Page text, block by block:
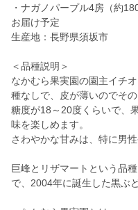
・ナガノパープル4房（約
お届け予定
生産地：長野県須坂市
＜品種説明＞
なかむら果実園の園主イチオ
種なしで、皮が薄いのでそ
糖度が18～20度くらいで、
味を楽しめます。
さわやかな甘みは、特に男
巨峰とリザマートという品
で、2004年に誕生した黒ぶ